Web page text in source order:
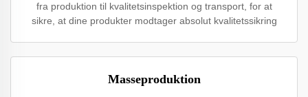
fra produktion til kvalitetsinspektion og transport, for at
sikre, at dine produkter modtager absolut kvalitetssikring
Masseproduktion